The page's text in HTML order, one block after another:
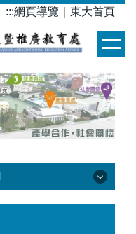
:::網頁導覽 東大首頁